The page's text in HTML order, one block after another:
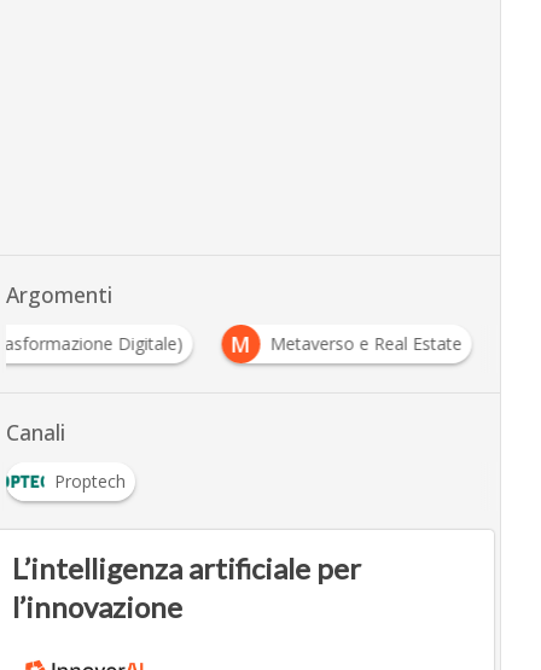
Argomenti
Digital Transformation (Trasformazione Digitale)
Canali
Proptech
L’intelligenza artificiale per
l’innovazione